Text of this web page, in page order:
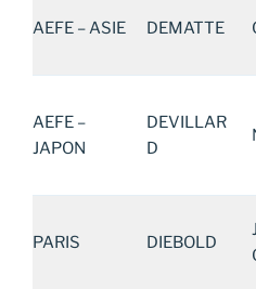
AEFE – ASIE DEMATTE
AEFE –
JAPON
DEVILLAR
D
PARIS DIEBOLD